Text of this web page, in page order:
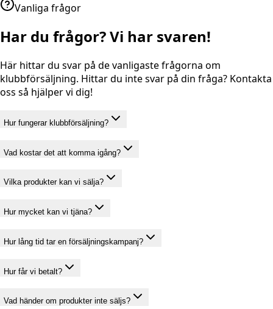
Vanliga frågor
Har du frågor? Vi har svaren!
Här hittar du svar på de vanligaste frågorna om
klubbförsäljning. Hittar du inte svar på din fråga? Kontakta
oss så hjälper vi dig!
Hur fungerar klubbförsäljning?
Vad kostar det att komma igång?
Vilka produkter kan vi sälja?
Hur mycket kan vi tjäna?
Hur lång tid tar en försäljningskampanj?
Hur får vi betalt?
Vad händer om produkter inte säljs?